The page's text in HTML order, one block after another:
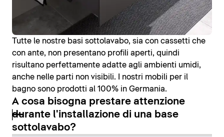
Tutte le nostre basi sottolavabo, sia con cassetti che
con ante, non presentano profili aperti, quindi
risultano perfettamente adatte agli ambienti umidi,
anche nelle parti non visibili. I nostri mobili per il
bagno sono prodotti al 100% in Germania.
A cosa bisogna prestare attenzione
durante l'installazione di una base
sottolavabo?